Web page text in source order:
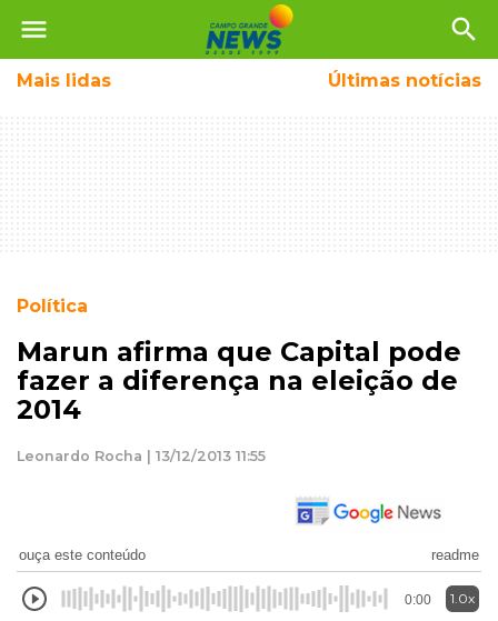
menu search
Mais lidas Últimas notícias
Política
Marun afirma que Capital pode
fazer a diferença na eleição de
2014
Leonardo Rocha | 13/12/2013 11:55
ouça este conteúdo readme
0:00 1.0x